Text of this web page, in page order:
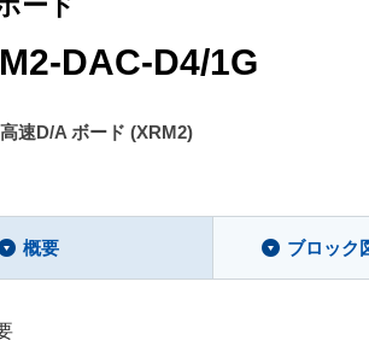
DAC-D4/1G
速D/A ボード (XRM2)
概要 ブロック